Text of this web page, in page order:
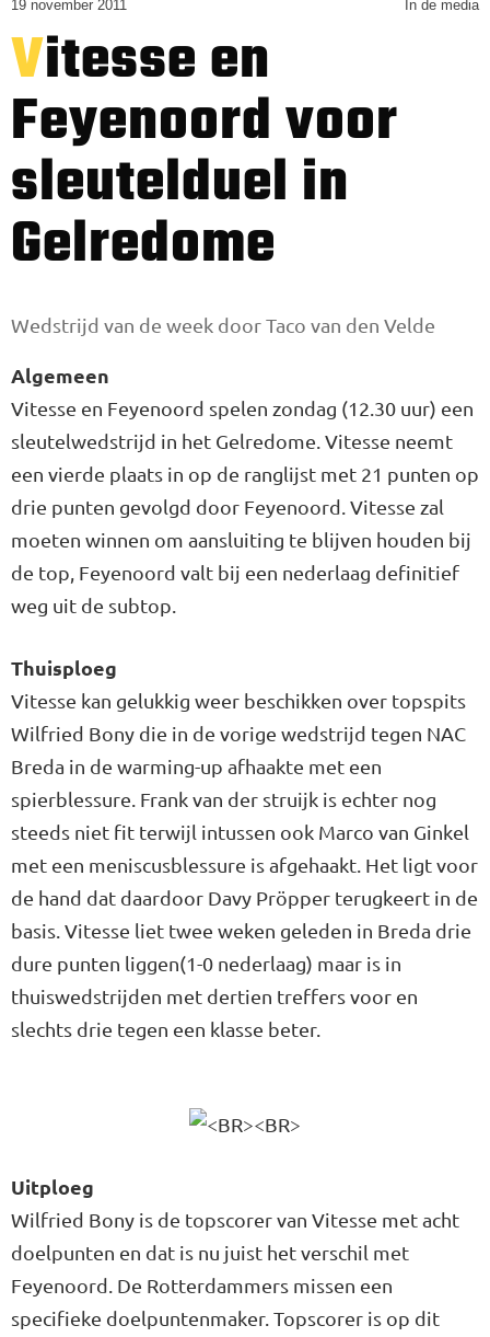
19 november 2011 In de media
Vitesse en
Feyenoord voor
sleutelduel in
Gelredome
Wedstrijd van de week door Taco van den Velde
Algemeen
Vitesse en Feyenoord spelen zondag (12.30 uur) een
sleutelwedstrijd in het Gelredome. Vitesse neemt
een vierde plaats in op de ranglijst met 21 punten op
drie punten gevolgd door Feyenoord. Vitesse zal
moeten winnen om aansluiting te blijven houden bij
de top, Feyenoord valt bij een nederlaag definitief
weg uit de subtop.
Thuisploeg
Vitesse kan gelukkig weer beschikken over topspits
Wilfried Bony die in de vorige wedstrijd tegen NAC
Breda in de warming-up afhaakte met een
spierblessure. Frank van der struijk is echter nog
steeds niet fit terwijl intussen ook Marco van Ginkel
met een meniscusblessure is afgehaakt. Het ligt voor
de hand dat daardoor Davy Pröpper terugkeert in de
basis. Vitesse liet twee weken geleden in Breda drie
dure punten liggen(1-0 nederlaag) maar is in
thuiswedstrijden met dertien treffers voor en
slechts drie tegen een klasse beter.
Uitploeg
Wilfried Bony is de topscorer van Vitesse met acht
doelpunten en dat is nu juist het verschil met
Feyenoord. De Rotterdammers missen een
specifieke doelpuntenmaker. Topscorer is op dit